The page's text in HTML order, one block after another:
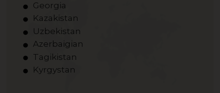
Georgia
Kazakistan
Uzbekistan
Azerbaigian
Tagikistan
Kyrgystan